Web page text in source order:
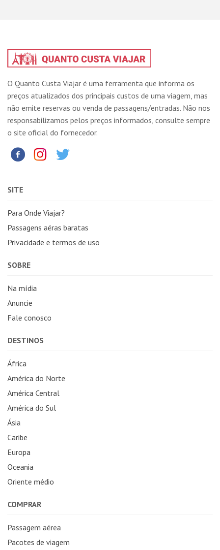
O Quanto Custa Viajar é uma ferramenta que informa os
preços atualizados dos principais custos de uma viagem, mas
não emite reservas ou venda de passagens/entradas. Não nos
responsabilizamos pelos preços informados, consulte sempre
o site oficial do fornecedor.
SITE
Para Onde Viajar?
Passagens aéras baratas
Privacidade e termos de uso
SOBRE
Na mídia
Anuncie
Fale conosco
DESTINOS
África
América do Norte
América Central
América do Sul
Ásia
Caribe
Europa
Oceania
Oriente médio
COMPRAR
Passagem aérea
Pacotes de viagem